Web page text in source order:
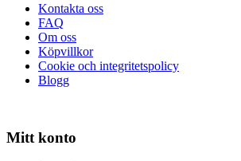
Kontakta oss
FAQ
Om oss
Köpvillkor
Cookie och integritetspolicy
Blogg
Mitt konto